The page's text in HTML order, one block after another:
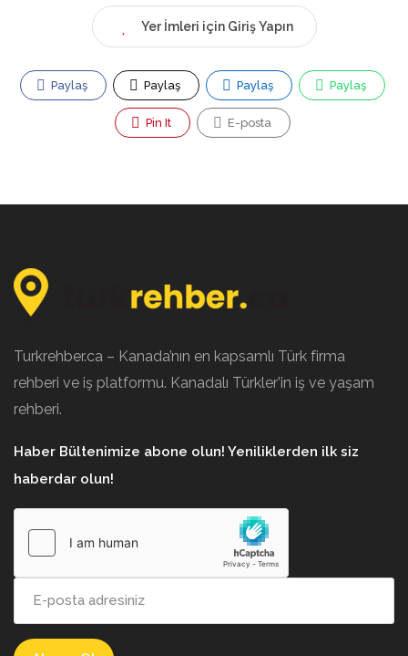
Yer İmleri için Giriş Yapın
Paylaş Paylaş Paylaş Paylaş
Pin It E-posta
Turkrehber.ca – Kanada’nın en kapsamlı Türk firma
rehberi ve iş platformu. Kanadalı Türkler’in iş ve yaşam
rehberi.
Haber Bültenimize abone olun! Yeniliklerden ilk siz
haberdar olun!